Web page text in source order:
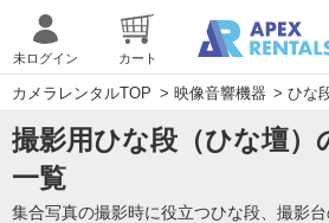
未ログイン カート
カメラレンタルTOP > 映像音響機器 > ひな
撮影用ひな段（ひな壇）
一覧
集合写真の撮影時に役立つひな段、撮影台